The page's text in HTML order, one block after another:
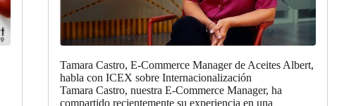
Tamara Castro, E-Commerce Manager de Aceites Albert,
habla con ICEX sobre Internacionalización
Tamara Castro, nuestra E-Commerce Manager, ha
compartido recientemente su experiencia en una